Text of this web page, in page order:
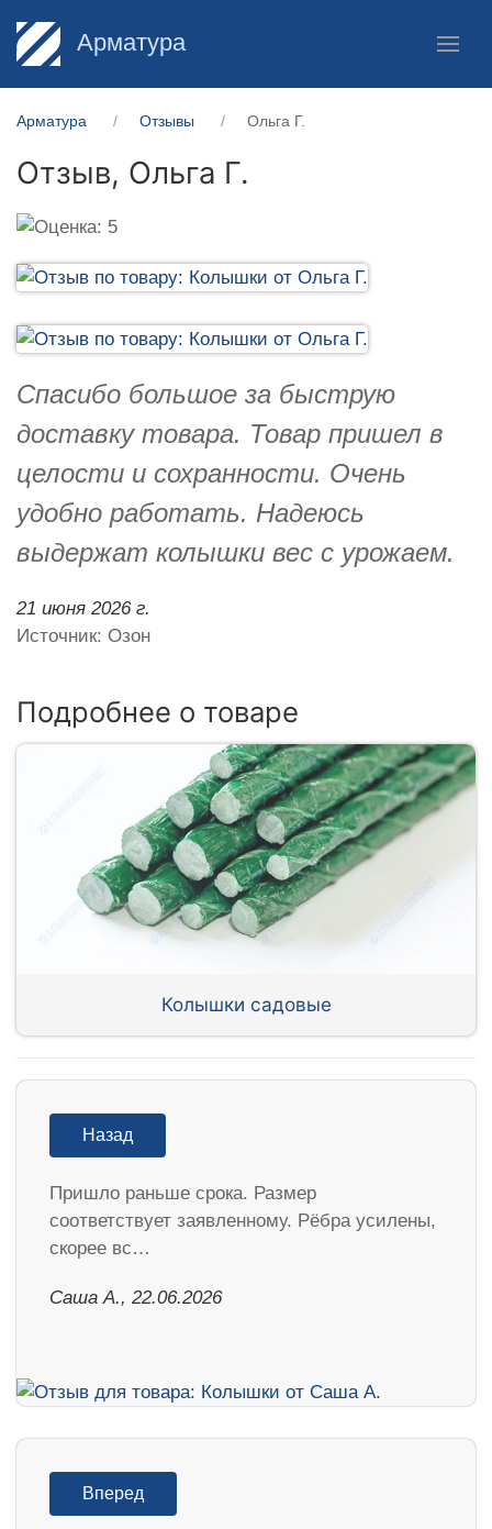
Арматура
Арматура Отзывы Ольга Г.
Отзыв, Ольга Г.
Спасибо большое за быструю
доставку товара. Товар пришел в
целости и сохранности. Очень
удобно работать. Надеюсь
выдержат колышки вес с урожаем.
21 июня 2026 г.
Источник: Озон
Подробнее о товаре
Колышки садовые
Назад
Пришло раньше срока. Размер
соответствует заявленному. Рёбра усилены,
скорее вс…
Саша А., 22.06.2026
Вперед